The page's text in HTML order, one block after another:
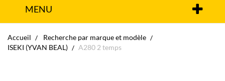
MENU
Accueil
Recherche par marque et modèle
ISEKI (YVAN BEAL)
A280 2 temps